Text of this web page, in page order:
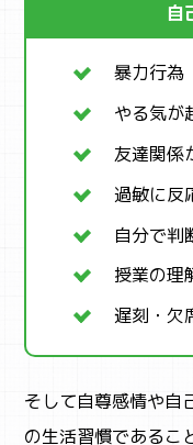
自
暴力行為
やる気が
友達関係
過敏に反
自分で判
授業の理
遅刻・欠
そして自尊感情や自
の生活習慣であるこ